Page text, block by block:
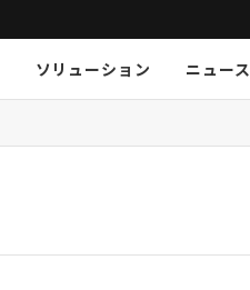
KGEAR
Violet Audio
ソリューション
ニュース
KGEAR
Violet Audio